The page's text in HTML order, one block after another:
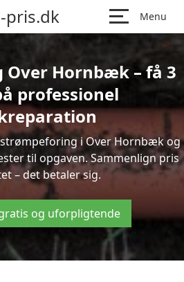
pris.dk Menu
Hornbæk – få 3
professionel
i Over Hornbæk og
til opgaven. Sammenlign pris
– det betaler sig.
og uforpligtende